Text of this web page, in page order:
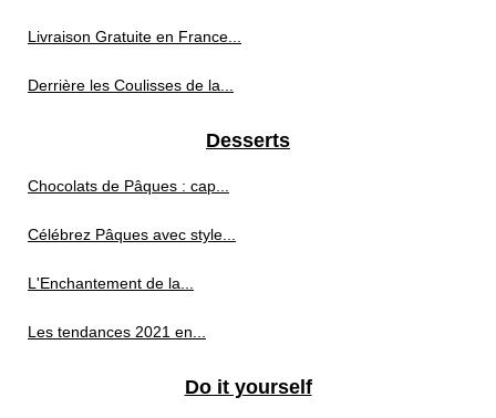
Livraison Gratuite en France...
Derrière les Coulisses de la...
Desserts
Chocolats de Pâques : cap...
Célébrez Pâques avec style...
L'Enchantement de la...
Les tendances 2021 en...
Do it yourself